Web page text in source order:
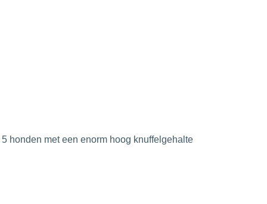
5 honden met een enorm hoog knuffelgehalte